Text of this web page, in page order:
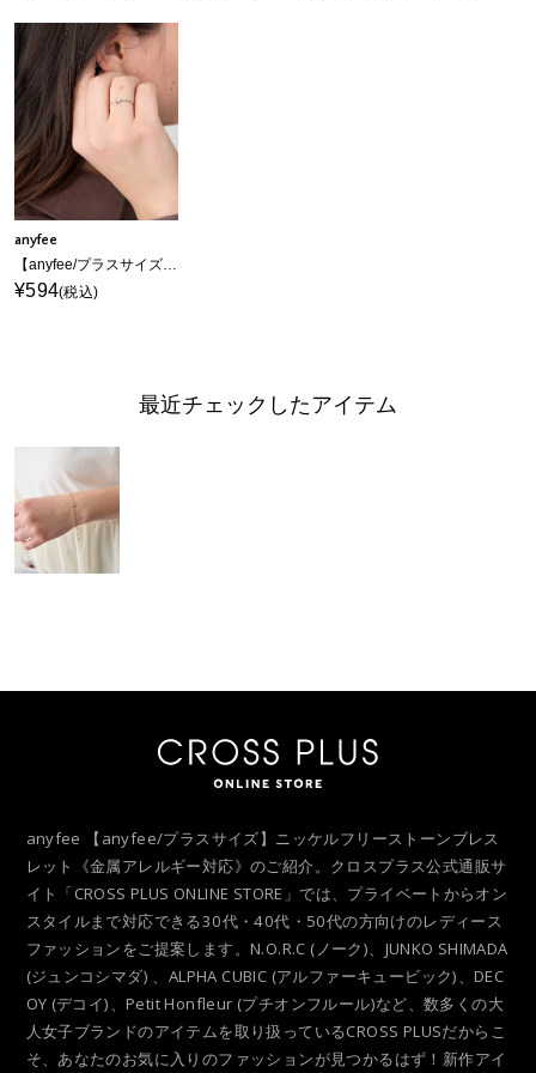
anyfee
【anyfee/プラスサイズ】ニッケルフリーノットリング《金属アレルギー対応》
¥594(税込)
最近チェックしたアイテム
anyfee 【anyfee/プラスサイズ】ニッケルフリーストーンブレス
レット《金属アレルギー対応》のご紹介。クロスプラス公式通販サ
イト「CROSS PLUS ONLINE STORE」では、プライベートからオン
スタイルまで対応できる30代・40代・50代の方向けのレディース
ファッションをご提案します。N.O.R.C (ノーク)、JUNKO SHIMADA
(ジュンコシマダ) 、ALPHA CUBIC (アルファーキュービック)、DEC
OY (デコイ)、Petit Honfleur (プチオンフルール)など、数多くの大
人女子ブランドのアイテムを取り扱っているCROSS PLUSだからこ
そ、あなたのお気に入りのファッションが見つかるはず！新作アイ